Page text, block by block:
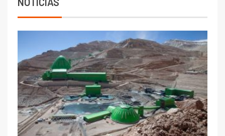
6 I+D
BHP proyecta producción de
cobre cercana a 2 millones de
toneladas tras récord en
Escondida
7 I+D
Codelco reporta Ebitda de US$
6.670 millones y mejora sus
indicadores financieros